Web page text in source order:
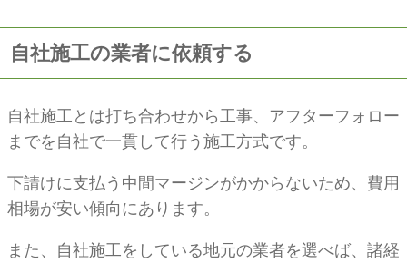
自社施工の業者に依頼する
自社施工とは打ち合わせから工事、アフターフォロー
までを自社で一貫して行う施工方式です。
下請けに支払う中間マージンがかからないため、費用
相場が安い傾向にあります。
また、自社施工をしている地元の業者を選べば、諸経